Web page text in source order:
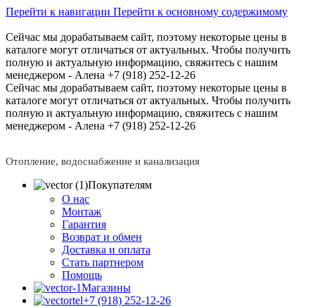
Перейти к навигации Перейти к основному содержимому
Сейчас мы дорабатываем сайт, поэтому некоторые цены в
каталоге могут отличаться от актуальных. Чтобы получить
полную и актуальную информацию, свяжитесь с нашим
менеджером - Алена +7 (918) 252-12-26
Сейчас мы дорабатываем сайт, поэтому некоторые цены в
каталоге могут отличаться от актуальных. Чтобы получить
полную и актуальную информацию, свяжитесь с нашим
менеджером - Алена +7 (918) 252-12-26
Отопление, водоснабжение и канализация
Покупателям
О нас
Монтаж
Гарантия
Возврат и обмен
Доставка и оплата
Стать партнером
Помощь
Магазины
+7 (918) 252-12-26